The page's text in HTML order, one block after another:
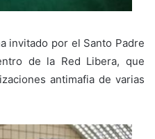
invitado por el Santo Padre
de la Red Libera, que
antimafia de varias